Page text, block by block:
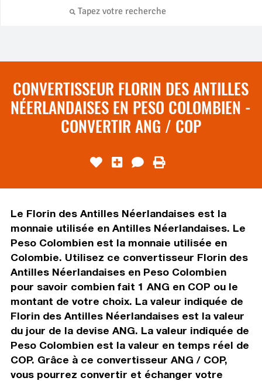
CONVERTISSEUR FLORIN DES ANTILLES
NÉERLANDAISES EN PESO COLOMBIEN -
CONVERTIR ANG / COP
Le Florin des Antilles Néerlandaises est la
monnaie utilisée en Antilles Néerlandaises. Le
Peso Colombien est la monnaie utilisée en
Colombie. Utilisez ce convertisseur Florin des
Antilles Néerlandaises en Peso Colombien
pour savoir combien fait 1 ANG en COP ou le
montant de votre choix. La valeur indiquée de
Florin des Antilles Néerlandaises est la valeur
du jour de la devise ANG. La valeur indiquée de
Peso Colombien est la valeur en temps réel de
COP. Grâce à ce convertisseur ANG / COP,
vous pourrez convertir et échanger votre